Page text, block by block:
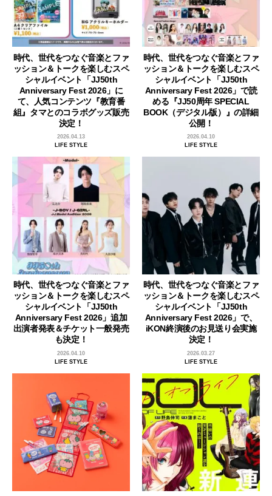
時代、世代をつなぐ音楽とファ
ッション＆トークを楽しむスペ
シャルイベント「JJ50th
Anniversary Fest 2026」に
て、人気コンテンツ『教育番
組』タマとのコラボグッズ販売
決定！
2026.04.13
LIFE STYLE
時代、世代をつなぐ音楽とファ
ッション＆トークを楽しむスペ
シャルイベント「JJ50th
Anniversary Fest 2026」で読
める『JJ50周年 SPECIAL
BOOK（デジタル版）』の詳細
公開！
2026.04.10
LIFE STYLE
時代、世代をつなぐ音楽とファ
ッション＆トークを楽しむスペ
シャルイベント「JJ50th
Anniversary Fest 2026」追加
出演者発表＆チケット一般発売
も決定！
2026.04.10
LIFE STYLE
時代、世代をつなぐ音楽とファ
ッション＆トークを楽しむスペ
シャルイベント「JJ50th
Anniversary Fest 2026」で、
iKON終演後のお見送り会実施
決定！
2026.03.27
LIFE STYLE